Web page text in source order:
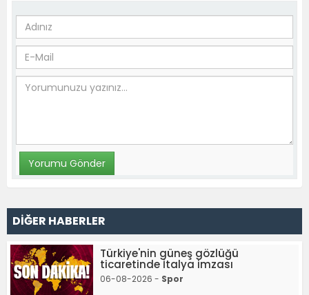
DİĞER HABERLER
Türkiye'nin güneş gözlüğü
ticaretinde İtalya imzası
06-08-2026 - Spor